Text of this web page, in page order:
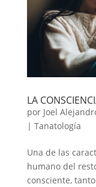
LA
por Joel
| Tanatología
Una de las
humano del
consciente,